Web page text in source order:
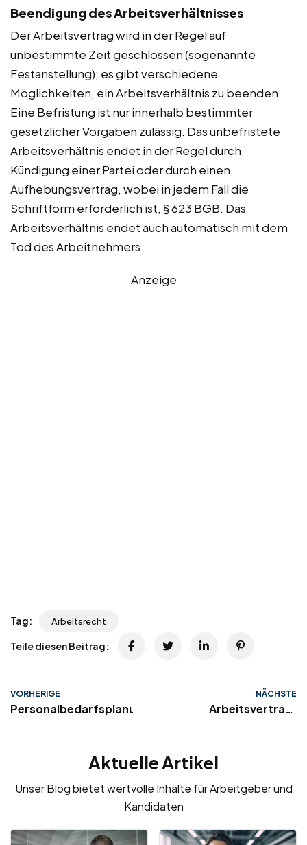
Beendigung des Arbeitsverhältnisses
Der Arbeitsvertrag wird in der Regel auf
unbestimmte Zeit geschlossen (sogenannte
Festanstellung); es gibt verschiedene
Möglichkeiten, ein Arbeitsverhältnis zu beenden.
Eine Befristung ist nur innerhalb bestimmter
gesetzlicher Vorgaben zulässig. Das unbefristete
Arbeitsverhältnis endet in der Regel durch
Kündigung einer Partei oder durch einen
Aufhebungsvertrag, wobei in jedem Fall die
Schriftform erforderlich ist, § 623 BGB. Das
Arbeitsverhältnis endet auch automatisch mit dem
Tod des Arbeitnehmers.
Anzeige
Tag: Arbeitsrecht
Teile diesen Beitrag:
VORHERIGE
Personalbedarfsplanung
NÄCHSTE
Arbeitsvertrag:
Rechte & Pflichten
Aktuelle Artikel
Unser Blog bietet wertvolle Inhalte für Arbeitgeber und
Kandidaten